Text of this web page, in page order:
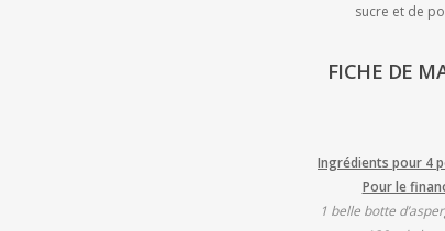
sucre et de
FICHE DE
Ingrédients pour 4
Pour le
1 belle botte